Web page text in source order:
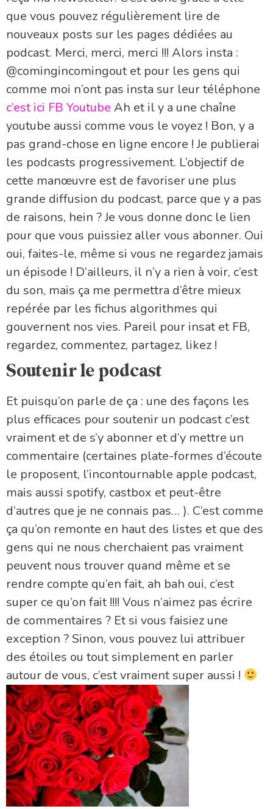
que vous pouvez régulièrement lire de
nouveaux posts sur les pages dédiées au
podcast. Merci, merci, merci !!! Alors insta :
@comingincomingout et pour les gens qui
comme moi n’ont pas insta sur leur téléphone
c’est ici FB Youtube Ah et il y a une chaîne
youtube aussi comme vous le voyez ! Bon, y a
pas grand-chose en ligne encore ! Je publierai
les podcasts progressivement. L’objectif de
cette manœuvre est de favoriser une plus
grande diffusion du podcast, parce que y a pas
de raisons, hein ? Je vous donne donc le lien
pour que vous puissiez aller vous abonner. Oui
oui, faites-le, même si vous ne regardez jamais
un épisode ! D’ailleurs, il n’y a rien à voir, c’est
du son, mais ça me permettra d’être mieux
repérée par les fichus algorithmes qui
gouvernent nos vies. Pareil pour insat et FB,
regardez, commentez, partagez, likez !
Soutenir le podcast
Et puisqu’on parle de ça : une des façons les
plus efficaces pour soutenir un podcast c’est
vraiment et de s’y abonner et d’y mettre un
commentaire (certaines plate-formes d’écoute
le proposent, l’incontournable apple podcast,
mais aussi spotify, castbox et peut-être
d’autres que je ne connais pas… ). C’est comme
ça qu’on remonte en haut des listes et que des
gens qui ne nous cherchaient pas vraiment
peuvent nous trouver quand même et se
rendre compte qu’en fait, ah bah oui, c’est
super ce qu’on fait !!!! Vous n’aimez pas écrire
de commentaires ? Et si vous faisiez une
exception ? Sinon, vous pouvez lui attribuer
des étoiles ou tout simplement en parler
autour de vous, c’est vraiment super aussi !